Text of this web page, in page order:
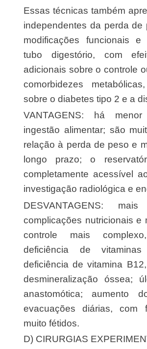
Essas técnicas também apresentam efeitos
independentes da perda de
modificações funcionais e
tubo digestório, com
adicionais sobre o controle
comorbidezes
sobre o diabetes tipo 2 e a
VANTAGENS: há menor restrição da
ingestão alimentar; são
relação à perda de peso e
longo prazo; o
completamente acessível
investigação radiológica e
DESVANTAGENS: mais sujeitas às
complicações nutricionais e
controle mais
deficiência de vitaminas
deficiência de vitamina
desmineralização óssea;
anastomótica; aumento
evacuações diárias, com
muito fétidos.
D) CIRURGIAS